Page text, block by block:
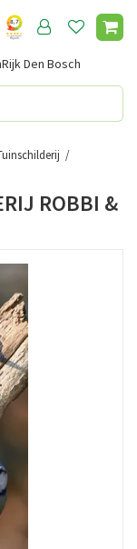
Den Bosch
ROBBI &